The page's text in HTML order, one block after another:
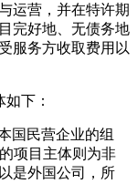
运营，并在特许期
完好地、无债务地
服务方收取费用以
下：
国民营企业的组
项目主体则为非
是外国公司，所